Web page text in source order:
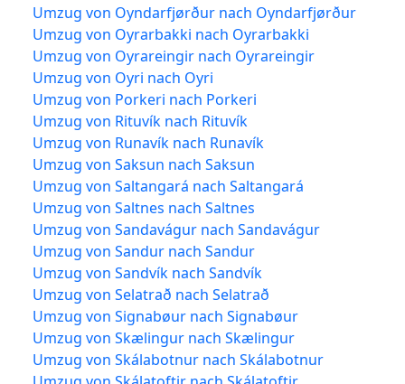
Umzug von Oyndarfjørður nach Oyndarfjørður
Umzug von Oyrarbakki nach Oyrarbakki
Umzug von Oyrareingir nach Oyrareingir
Umzug von Oyri nach Oyri
Umzug von Porkeri nach Porkeri
Umzug von Rituvík nach Rituvík
Umzug von Runavík nach Runavík
Umzug von Saksun nach Saksun
Umzug von Saltangará nach Saltangará
Umzug von Saltnes nach Saltnes
Umzug von Sandavágur nach Sandavágur
Umzug von Sandur nach Sandur
Umzug von Sandvík nach Sandvík
Umzug von Selatrað nach Selatrað
Umzug von Signabøur nach Signabøur
Umzug von Skælingur nach Skælingur
Umzug von Skálabotnur nach Skálabotnur